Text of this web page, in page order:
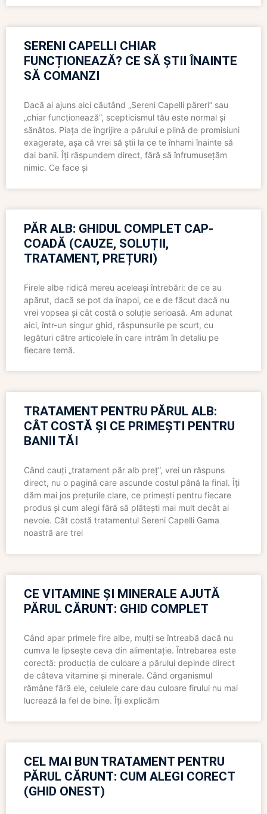
SERENI CAPELLI CHIAR
FUNCȚIONEAZĂ? CE SĂ ȘTII ÎNAINTE
SĂ COMANZI
Dacă ai ajuns aici căutând „Sereni Capelli păreri” sau
„chiar funcționează”, scepticismul tău este normal și
sănătos. Piața de îngrijire a părului e plină de promisiuni
exagerate, așa că vrei să știi la ce te înhami înainte să
dai banii. Îți răspundem direct, fără să înfrumusețăm
nimic. Ce face și
PĂR ALB: GHIDUL COMPLET CAP-
COADĂ (CAUZE, SOLUȚII,
TRATAMENT, PREȚURI)
Firele albe ridică mereu aceleași întrebări: de ce au
apărut, dacă se pot da înapoi, ce e de făcut dacă nu
vrei vopsea și cât costă o soluție serioasă. Am adunat
aici, într-un singur ghid, răspunsurile pe scurt, cu
legături către articolele în care intrăm în detaliu pe
fiecare temă.
TRATAMENT PENTRU PĂRUL ALB:
CÂT COSTĂ ȘI CE PRIMEȘTI PENTRU
BANII TĂI
Când cauți „tratament păr alb preț”, vrei un răspuns
direct, nu o pagină care ascunde costul până la final. Îți
dăm mai jos prețurile clare, ce primești pentru fiecare
produs și cum alegi fără să plătești mai mult decât ai
nevoie. Cât costă tratamentul Sereni Capelli Gama
noastră are trei
CE VITAMINE ȘI MINERALE AJUTĂ
PĂRUL CĂRUNT: GHID COMPLET
Când apar primele fire albe, mulți se întreabă dacă nu
cumva le lipsește ceva din alimentație. Întrebarea este
corectă: producția de culoare a părului depinde direct
de câteva vitamine și minerale. Când organismul
rămâne fără ele, celulele care dau culoare firului nu mai
lucrează la fel de bine. Îți explicăm
CEL MAI BUN TRATAMENT PENTRU
PĂRUL CĂRUNT: CUM ALEGI CORECT
(GHID ONEST)